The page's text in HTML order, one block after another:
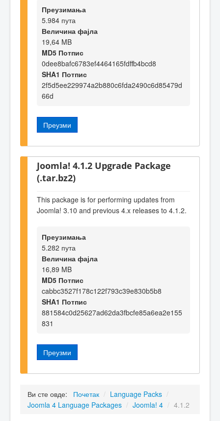
Преузимања
5.984 пута
Величина фајла
19,64 MB
MD5 Потпис
0dee8bafc6783ef4464165fdffb4bcd8
SHA1 Потпис
2f5d5ee229974a2b880c6fda2490c6d85479d
66d
Преузми
Joomla! 4.1.2 Upgrade Package
(.tar.bz2)
This package is for performing updates from
Joomla! 3.10 and previous 4.x releases to 4.1.2.
Преузимања
5.282 пута
Величина фајла
16,89 MB
MD5 Потпис
cabbc3527f178c122f793c39e830b5b8
SHA1 Потпис
881584c0d25627ad62da3fbcfe85a6ea2e155
831
Преузми
Ви сте овде: Почетак / Language Packs /
Joomla 4 Language Packages / Joomla! 4 / 4.1.2